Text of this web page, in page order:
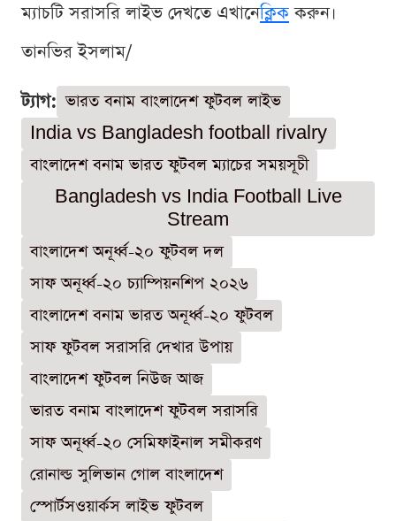
ম্যাচটি সরাসরি লাইভ দেখতে এখানেক্লিককরুন।
তানভির ইসলাম/
ট্যাগ: ভারত বনাম বাংলাদেশ ফুটবল লাইভ
India vs Bangladesh football rivalry
বাংলাদেশ বনাম ভারত ফুটবল ম্যাচের সময়সূচী
Bangladesh vs India Football Live
Stream
বাংলাদেশ অনূর্ধ্ব-২০ ফুটবল দল
সাফ অনূর্ধ্ব-২০ চ্যাম্পিয়নশিপ ২০২৬
বাংলাদেশ বনাম ভারত অনূর্ধ্ব-২০ ফুটবল
সাফ ফুটবল সরাসরি দেখার উপায়
বাংলাদেশ ফুটবল নিউজ আজ
ভারত বনাম বাংলাদেশ ফুটবল সরাসরি
সাফ অনূর্ধ্ব-২০ সেমিফাইনাল সমীকরণ
রোনাল্ড সুলিভান গোল বাংলাদেশ
স্পোর্টসওয়ার্কস লাইভ ফুটবল